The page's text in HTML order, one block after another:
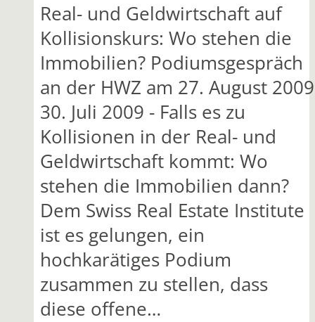
Real- und Geldwirtschaft auf
Kollisionskurs: Wo stehen die
Immobilien? Podiumsgespräch
an der HWZ am 27. August 2009
30. Juli 2009 - Falls es zu
Kollisionen in der Real- und
Geldwirtschaft kommt: Wo
stehen die Immobilien dann?
Dem Swiss Real Estate Institute
ist es gelungen, ein
hochkarätiges Podium
zusammen zu stellen, dass
diese offene…